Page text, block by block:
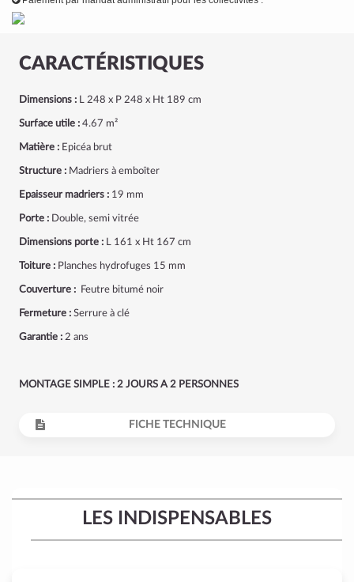
CARACTÉRISTIQUES
Dimensions : L 248 x P 248 x Ht 189 cm
Surface utile : 4.67 m²
Matière : Epicéa brut
Structure : Madriers à emboîter
Epaisseur madriers : 19 mm
Porte : Double, semi vitrée
Dimensions porte : L 161 x Ht 167 cm
Toiture : Planches hydrofuges 15 mm
Couverture : Feutre bitumé noir
Fermeture : Serrure à clé
Garantie : 2 ans
MONTAGE SIMPLE : 2 JOURS A 2 PERSONNES
FICHE TECHNIQUE
LES INDISPENSABLES